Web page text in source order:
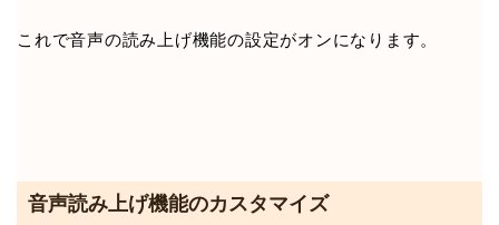
これで音声の読み上げ機能の設定がオンになります。
音声読み上げ機能のカスタマイズ